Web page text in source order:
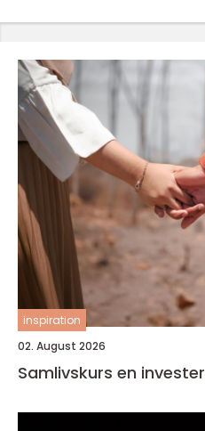
inspiration
02. August 2026
Samlivskurs en